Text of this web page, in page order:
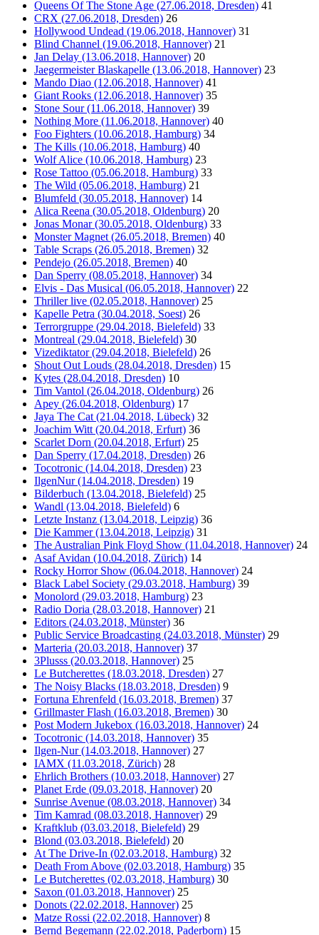
Queens Of The Stone Age (27.06.2018, Dresden) 41
CRX (27.06.2018, Dresden) 26
Hollywood Undead (19.06.2018, Hannover) 31
Blind Channel (19.06.2018, Hannover) 21
Jan Delay (13.06.2018, Hannover) 20
Jaegermeister Blaskapelle (13.06.2018, Hannover) 23
Mando Diao (12.06.2018, Hannover) 41
Giant Rooks (12.06.2018, Hannover) 35
Stone Sour (11.06.2018, Hannover) 39
Nothing More (11.06.2018, Hannover) 40
Foo Fighters (10.06.2018, Hamburg) 34
The Kills (10.06.2018, Hamburg) 40
Wolf Alice (10.06.2018, Hamburg) 23
Rose Tattoo (05.06.2018, Hamburg) 33
The Wild (05.06.2018, Hamburg) 21
Blumfeld (30.05.2018, Hannover) 14
Alica Reena (30.05.2018, Oldenburg) 20
Jonas Monar (30.05.2018, Oldenburg) 33
Monster Magnet (26.05.2018, Bremen) 40
Table Scraps (26.05.2018, Bremen) 32
Pendejo (26.05.2018, Bremen) 40
Dan Sperry (08.05.2018, Hannover) 34
Elvis - Das Musical (06.05.2018, Hannover) 22
Thriller live (02.05.2018, Hannover) 25
Kapelle Petra (30.04.2018, Soest) 26
Terrorgruppe (29.04.2018, Bielefeld) 33
Montreal (29.04.2018, Bielefeld) 30
Vizediktator (29.04.2018, Bielefeld) 26
Shout Out Louds (28.04.2018, Dresden) 15
Kytes (28.04.2018, Dresden) 10
Tim Vantol (26.04.2018, Oldenburg) 26
Apey (26.04.2018, Oldenburg) 17
Jaya The Cat (21.04.2018, Lübeck) 32
Joachim Witt (20.04.2018, Erfurt) 36
Scarlet Dorn (20.04.2018, Erfurt) 25
Dan Sperry (17.04.2018, Dresden) 26
Tocotronic (14.04.2018, Dresden) 23
IlgenNur (14.04.2018, Dresden) 19
Bilderbuch (13.04.2018, Bielefeld) 25
Wandl (13.04.2018, Bielefeld) 6
Letzte Instanz (13.04.2018, Leipzig) 36
Die Kammer (13.04.2018, Leipzig) 31
The Australian Pink Floyd Show (11.04.2018, Hannover) 24
Asaf Avidan (10.04.2018, Zürich) 14
Rocky Horror Show (06.04.2018, Hannover) 24
Black Label Society (29.03.2018, Hamburg) 39
Monolord (29.03.2018, Hamburg) 23
Radio Doria (28.03.2018, Hannover) 21
Editors (24.03.2018, Münster) 36
Public Service Broadcasting (24.03.2018, Münster) 29
Marteria (20.03.2018, Hannover) 37
3Plusss (20.03.2018, Hannover) 25
Le Butcherettes (18.03.2018, Dresden) 27
The Noisy Blacks (18.03.2018, Dresden) 9
Fortuna Ehrenfeld (16.03.2018, Bremen) 37
Grillmaster Flash (16.03.2018, Bremen) 30
Post Modern Jukebox (16.03.2018, Hannover) 24
Tocotronic (14.03.2018, Hannover) 35
Ilgen-Nur (14.03.2018, Hannover) 27
IAMX (11.03.2018, Zürich) 28
Ehrlich Brothers (10.03.2018, Hannover) 27
Planet Erde (09.03.2018, Hannover) 20
Sunrise Avenue (08.03.2018, Hannover) 34
Tim Kamrad (08.03.2018, Hannover) 29
Kraftklub (03.03.2018, Bielefeld) 29
Blond (03.03.2018, Bielefeld) 20
At The Drive-In (02.03.2018, Hamburg) 32
Death From Above (02.03.2018, Hamburg) 35
Le Butcherettes (02.03.2018, Hamburg) 30
Saxon (01.03.2018, Hannover) 25
Donots (22.02.2018, Hannover) 25
Matze Rossi (22.02.2018, Hannover) 8
Bernd Begemann (22.02.2018, Paderborn) 15